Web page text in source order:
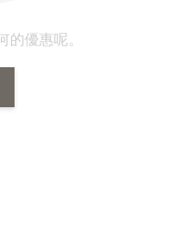
優惠呢。